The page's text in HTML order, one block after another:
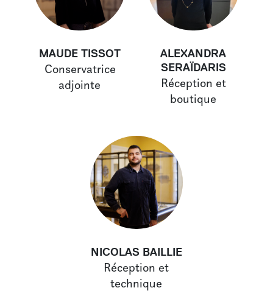
LE MUSÉE
À propos
L’équipe
Contact
MAUDE TISSOT
Conservatrice
adjointe
ALEXANDRA
SERAÏDARIS
Réception et
boutique
NICOLAS BAILLIE
Réception et
technique